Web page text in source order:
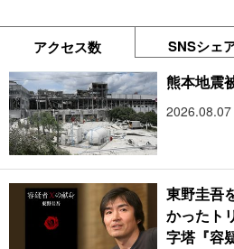
アクセス数 SNSシェ
熊本地震
2026.08.07
東野圭吾
かったト
字塔『容